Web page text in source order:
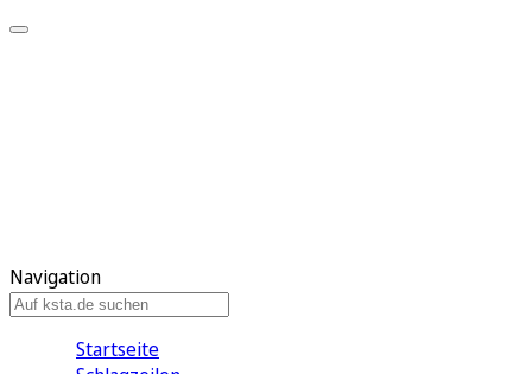
Navigation
Startseite